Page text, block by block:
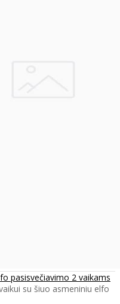
pasisvečiavimo 2 vaikams
su šiuo asmeniniu elfo